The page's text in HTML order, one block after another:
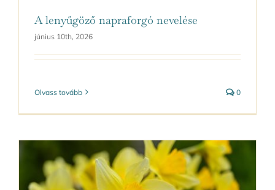
A lenyűgöző napraforgó nevelése
június 10th, 2026
Olvass tovább 0